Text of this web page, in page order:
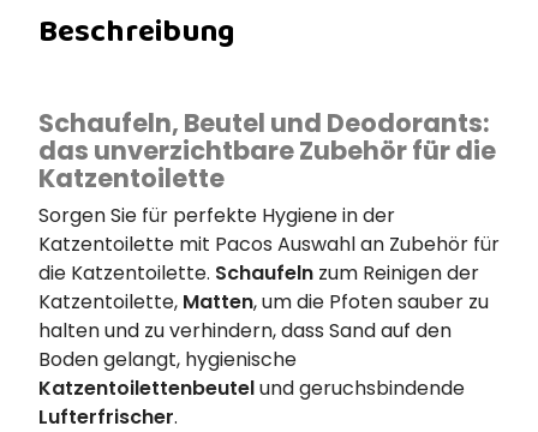
Beschreibung
Schaufeln, Beutel und Deodorants:
das unverzichtbare Zubehör für die
Katzentoilette
Sorgen Sie für perfekte Hygiene in der
Katzentoilette mit Pacos Auswahl an Zubehör für
die Katzentoilette. Schaufeln zum Reinigen der
Katzentoilette, Matten, um die Pfoten sauber zu
halten und zu verhindern, dass Sand auf den
Boden gelangt, hygienische
Katzentoilettenbeutelund geruchsbindende
Lufterfrischer.